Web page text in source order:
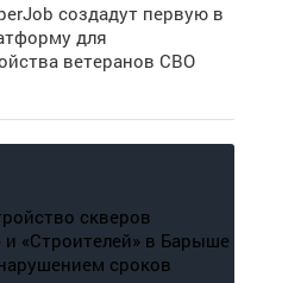
создадут первую в
для
ветеранов СВО